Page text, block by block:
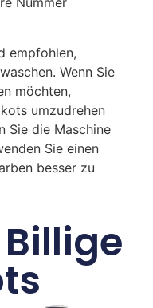
empfohlen,
Wenn Sie
möchten,
umzudrehen
Sie die Maschine
Sie einen
besser zu